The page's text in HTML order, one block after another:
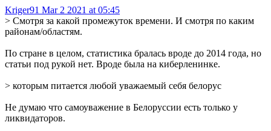
Kriger91 Mar 2 2021 at 05:45
> Смотря за какой промежуток времени. И смотря по каким
районам/областям.
По стране в целом, статистика бралась вроде до 2014 года, но
статьи под рукой нет. Вроде была на киберленинке.
> которым питается любой уважаемый себя белорус
Не думаю что самоуважение в Белоруссии есть только у
ликвидаторов.